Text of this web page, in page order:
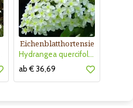
Eichenblatthortensie
Hydrangea quercifolia 'Snowflake'
ab € 36,69